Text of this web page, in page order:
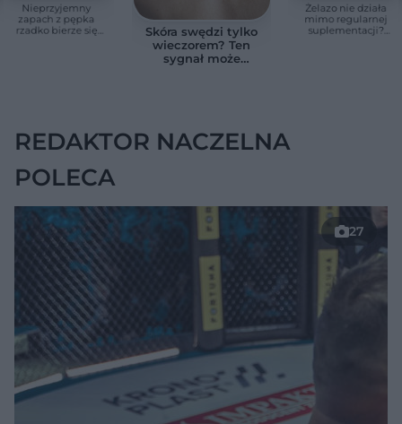
Nieprzyjemny
zapach z pępka
rzadko bierze się
Skóra swędzi tylko
wieczorem? Ten
sygnał może
Żelazo nie działa
mimo regularnej
suplementacji?
REDAKTOR NACZELNA
POLECA
27